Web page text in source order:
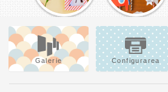
Galerie Configurarea